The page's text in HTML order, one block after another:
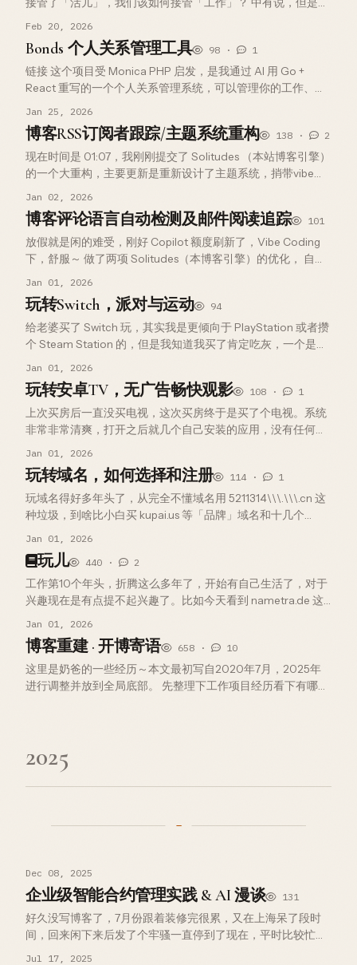
Feb 20, 2026
Bonds 个人关系管理工具 98 · 1
链接 这个项目受 Monica PHP 启发，是我通过 AI 用 Go +
React 重写的一个个人关系管理系统，可以管理你的工作、家
Jan 25, 2026
博客RSS订阅者跟踪/主题系统重构 138 · 2
现在时间是 01:07，我刚刚提交了 Solitudes （本站博客引擎）
的一个大重构，主要更新是重新设计了主题系统，捎带vibe
Jan 02, 2026
博客评论语言自动检测及邮件阅读追踪 101
放假就是闲的难受，刚好 Copilot 额度刷新了，Vibe Coding
下，舒服～ 做了两项 Solitudes（本博客引擎）的优化， 自动
Jan 01, 2026
玩转Switch，派对与运动 94
给老婆买了 Switch 玩，其实我是更倾向于 PlayStation 或者攒
个 Steam Station 的，但是我知道我买了肯定吃灰，一个是我
Jan 01, 2026
玩转安卓TV，无广告畅快观影 108 · 1
上次买房后一直没买电视，这次买房终于是买了个电视。系统
非常非常清爽，打开之后就几个自己安装的应用，没有任何推
点，…
Jan 01, 2026
玩转域名，如何选择和注册 114 · 1
玩域名得好多年头了，从完全不懂域名用 5211314\\\.\\\.cn 这
种垃圾，到啥比小白买 kupai.us 等「品牌」域名和十几个
Jan 01, 2026
玩儿 440 · 2
工作第10个年头，折腾这么多年了，开始有自己生活了，对于
兴趣现在是有点提不起兴趣了。比如今天看到 nametra.de 这
至百花齐放…
Jan 01, 2026
博客重建 · 开博寄语 658 · 10
这里是奶爸的一些经历～本文最初写自2020年7月，2025年
进行调整并放到全局底部。 先整理下工作项目经历看下有哪些
2025
Dec 08, 2025
企业级智能合约管理实践 & AI 漫谈 131
好久没写博客了，7月份跟着装修完很累，又在上海呆了段时
间，回来闲下来后发了个牢骚一直停到了现在，平时比较忙，
Jul 17, 2025